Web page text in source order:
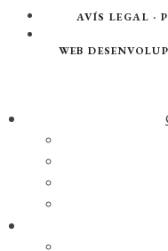
AVÍS LEGAL ·
WEB